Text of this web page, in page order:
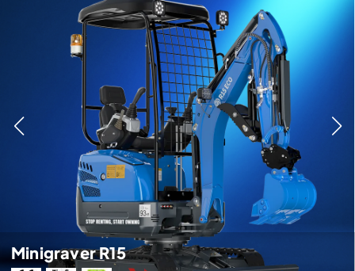
Minigraver R15